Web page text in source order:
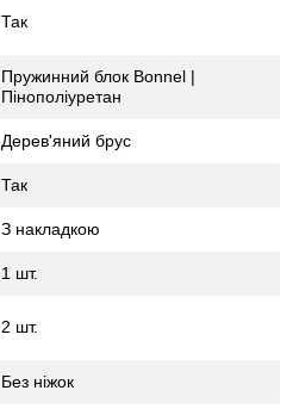
Так
Пружинний блок Bonnel |
Пінополіуретан
Дерев'яний брус
Так
З накладкою
1 шт.
2 шт.
Без ніжок